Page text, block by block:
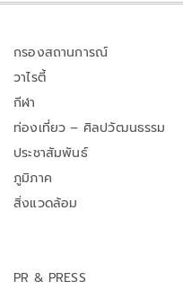
กรองสถานการณ์
วาไรตี้
กีฬา
ท่องเที่ยว – ศิลปวัฒนธรรม
ประชาสัมพันธ์
ภูมิภาค
สิ่งแวดล้อม
PR & PRESS